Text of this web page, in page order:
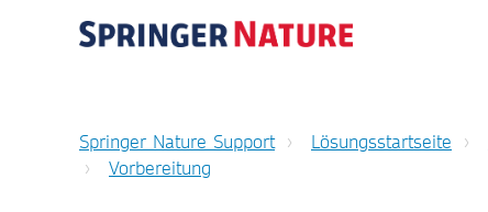
Springer Nature Support Lösungsstartseite
Vorbereitung